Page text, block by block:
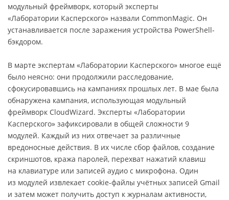
модульный фреймворк, который эксперты
«Лаборатории Касперского» назвали CommonMagic. Он
устанавливается после заражения устройства PowerShell-
бэкдором.
В марте экспертам «Лаборатории Касперского» многое ещё
было неясно: они продолжили расследование,
сфокусировавшись на кампаниях прошлых лет. В мае была
обнаружена кампания, использующая модульный
фреймворк CloudWizard. Эксперты «Лаборатории
Касперского» зафиксировали в общей сложности 9
модулей. Каждый из них отвечает за различные
вредоносные действия. В их числе сбор файлов, создание
скриншотов, кража паролей, перехват нажатий клавиш
на клавиатуре или записей аудио с микрофона. Один
из модулей извлекает cookie-файлы учётных записей Gmail
и затем может получить доступ к журналам активности,